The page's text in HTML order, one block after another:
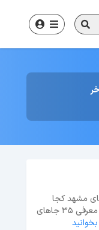
مشهد کجا
بریم؟ معرفی 35 جاهای
مشهد در شب